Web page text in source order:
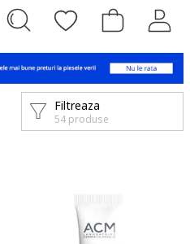
Filtreaza
54 produse